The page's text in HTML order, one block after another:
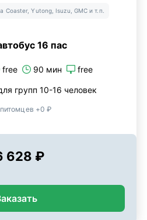
Coaster, Yutong, Isuzu, GMC и т.п.
16 пас
free 90 мин free
групп 10-16 человек
+0 ₽
628 ₽